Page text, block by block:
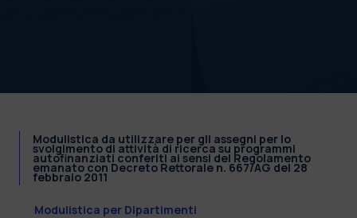
Modulistica da utilizzare per gli assegni per lo
svolgimento di attività di ricerca su programmi
autofinanziati conferiti ai sensi del Regolamento
emanato con Decreto Rettorale n. 667/AG del 28
febbraio 2011
Modulistica per Dipartimenti